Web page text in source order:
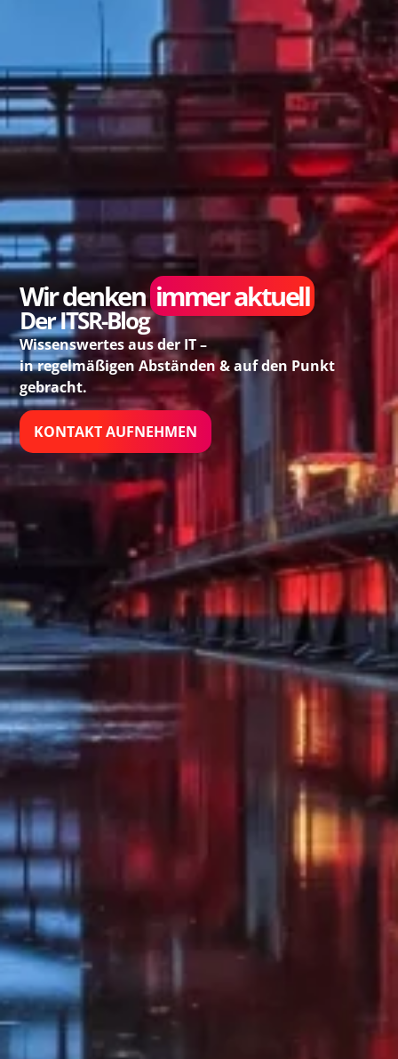
Wir denken immer aktuell
Der ITSR-Blog
Wissenswertes aus der IT –
in regelmäßigen Abständen & auf den Punkt
gebracht.
KONTAKT AUFNEHMEN